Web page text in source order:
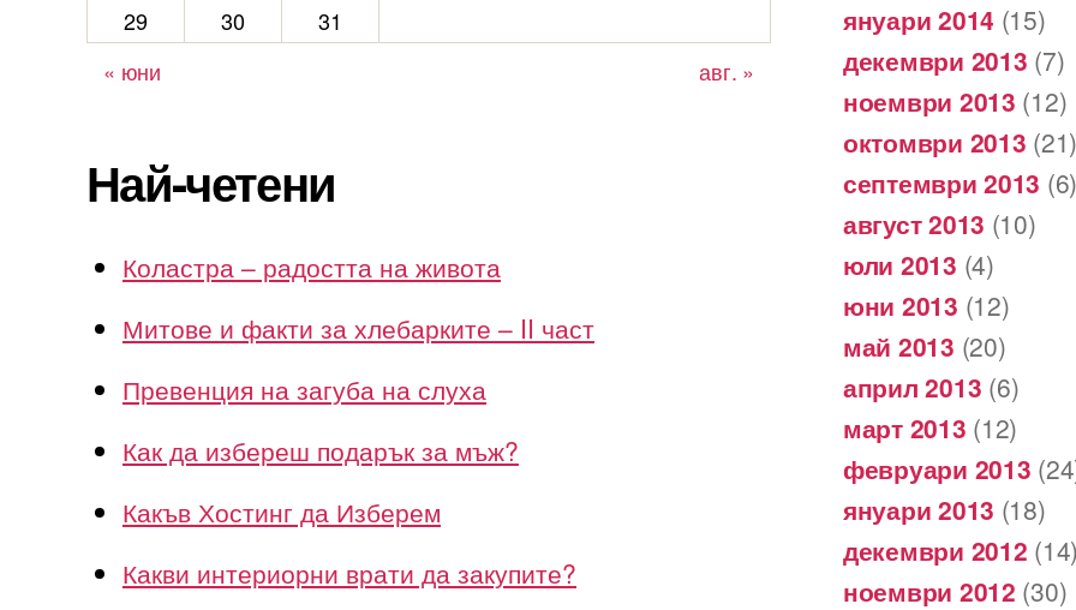
29
30
31
« юни
авг. »
Най-четени
Коластра – радостта на живота
Митове и факти за хлебарките – II част
Превенция на загуба на слуха
Как да избереш подарък за мъж?
Какъв Хостинг да Изберем
Какви интериорни врати да закупите?
януари 2014 (15)
декември 2013 (7)
ноември 2013 (12)
октомври 2013
септември 2013
август 2013 (10)
юли 2013 (4)
юни 2013 (12)
май 2013 (20)
април 2013 (6)
март 2013 (12)
февруари 2013
януари 2013 (18)
декември 2012
ноември 2012 (30)